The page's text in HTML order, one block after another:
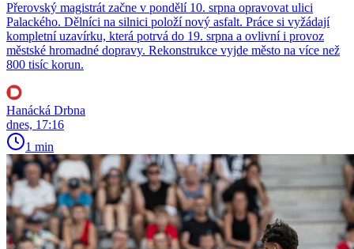
Přerovský magistrát začne v pondělí 10. srpna opravovat ulici
Palackého. Dělníci na silnici položí nový asfalt. Práce si vyžádají
kompletní uzavírku, která potrvá do 19. srpna a ovlivní i provoz
městské hromadné dopravy. Rekonstrukce vyjde město na více než
800 tisíc korun.
Hanácká Drbna
dnes, 17:16
1 min